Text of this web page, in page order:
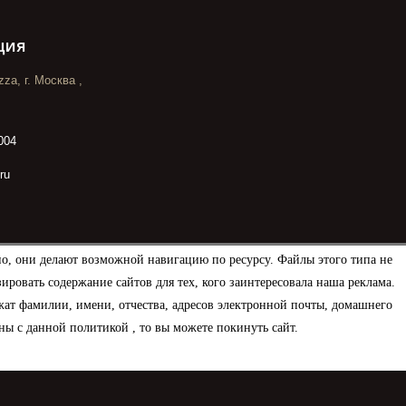
они делают возможной навигацию по ресурсу. Файлы этого типа не
содержание сайтов для тех, кого заинтересовала наша реклама.
фамилии, имени, отчества, адресов электронной почты, домашнего
с данной политикой , то вы можете покинуть сайт.
г. Москва ,